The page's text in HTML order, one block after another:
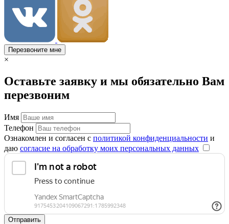
Перезвоните мне
×
Оставьте заявку и мы обязательно Вам
перезвоним
Имя
Телефон
Ознакомлен и согласен с политикой конфиденциальности и
даю согласие на обработку моих персональных данных
Отправить